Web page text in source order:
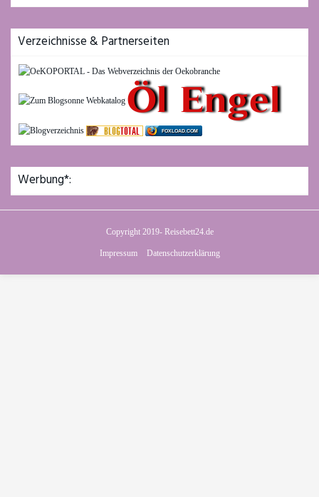
Verzeichnisse & Partnerseiten
FOXLOAD.COM
Werbung*:
Copyright 2019- Reisebett24.de
Impressum Datenschutzerklärung